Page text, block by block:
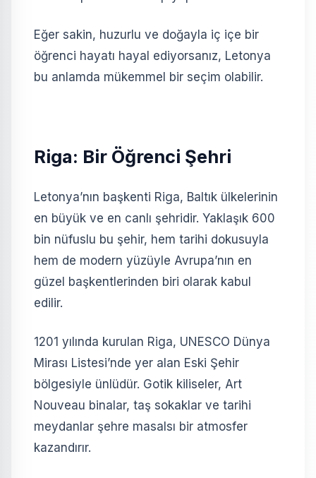
Eğer sakin, huzurlu ve doğayla iç içe bir
öğrenci hayatı hayal ediyorsanız, Letonya
bu anlamda mükemmel bir seçim olabilir.
Riga: Bir Öğrenci Şehri
Letonya’nın başkenti Riga, Baltık ülkelerinin
en büyük ve en canlı şehridir. Yaklaşık 600
bin nüfuslu bu şehir, hem tarihi dokusuyla
hem de modern yüzüyle Avrupa’nın en
güzel başkentlerinden biri olarak kabul
edilir.
1201 yılında kurulan Riga, UNESCO Dünya
Mirası Listesi’nde yer alan Eski Şehir
bölgesiyle ünlüdür. Gotik kiliseler, Art
Nouveau binalar, taş sokaklar ve tarihi
meydanlar şehre masalsı bir atmosfer
kazandırır.